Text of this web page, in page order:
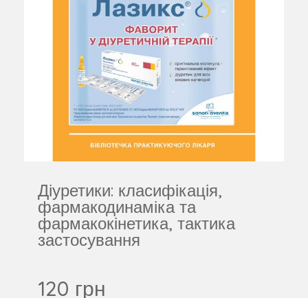
Діуретики: класифікація,
фармакодинаміка та
фармакокінетика, тактика
застосування
120 грн